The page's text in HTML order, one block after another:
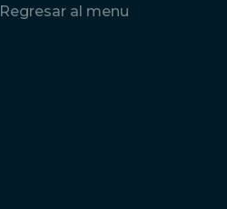
Regresar al menu